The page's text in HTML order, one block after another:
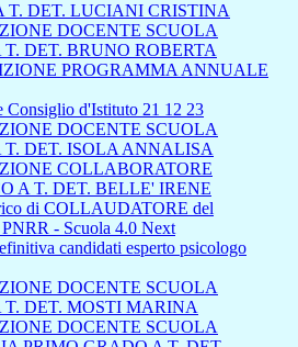
T. DET. LUCIANI CRISTINA
DOCENTE SCUOLA
DET. BRUNO ROBERTA
PROGRAMMA ANNUALE
Consiglio d'Istituto 21 12 23
DOCENTE SCUOLA
DET. ISOLA ANNALISA
COLLABORATORE
A T. DET. BELLE' IRENE
di COLLAUDATORE del
- Scuola 4.0 Next
candidati esperto psicologo
DOCENTE SCUOLA
DET. MOSTI MARINA
DOCENTE SCUOLA